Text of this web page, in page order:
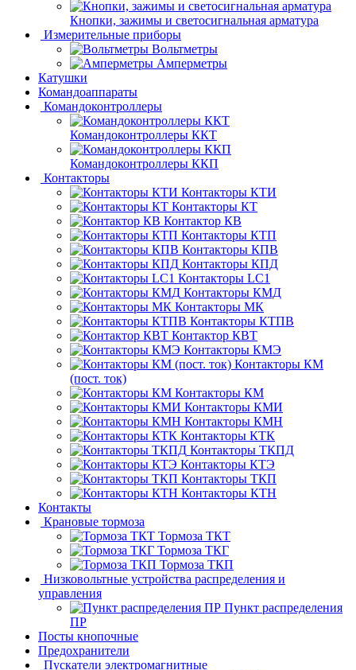
Кнопки, зажимы и светосигнальная арматура
Измерительные приборы
Вольтметры
Амперметры
Катушки
Командоаппараты
Командоконтроллеры
Командоконтроллеры ККТ
Командоконтроллеры ККП
Контакторы
Контакторы КТИ
Контакторы КТ
Контактор КВ
Контакторы КТП
Контакторы КПВ
Контакторы КПД
Контакторы LC1
Контакторы КМД
Контакторы МК
Контакторы КТПВ
Контактор КВТ
Контакторы КМЭ
Контакторы КМ
(пост. ток)
Контакторы КМ
Контакторы КМИ
Контакторы КМН
Контакторы КТК
Контакторы ТКПД
Контакторы КТЭ
Контакторы ТКП
Контакторы КТН
Контакты
Крановые тормоза
Тормоза ТКТ
Тормоза ТКГ
Тормоза ТКП
Низковольтные устройства распределения и
управления
Пункт распределения
ПР
Посты кнопочные
Предохранители
Пускатели электромагнитные